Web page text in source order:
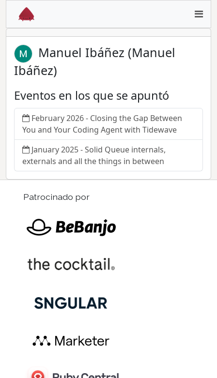
Manuel Ibáñez (Manuel
Ibáñez)
Eventos en los que se apuntó
February 2026 - Closing the Gap Between
You and Your Coding Agent with Tidewave
January 2025 - Solid Queue internals,
externals and all the things in between
Patrocinado por